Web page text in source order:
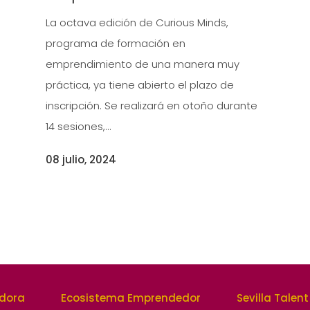
La octava edición de Curious Minds,
programa de formación en
emprendimiento de una manera muy
práctica, ya tiene abierto el plazo de
inscripción. Se realizará en otoño durante
14 sesiones,...
08 julio, 2024
Ecosistema Emprendedor Sevilla Talent